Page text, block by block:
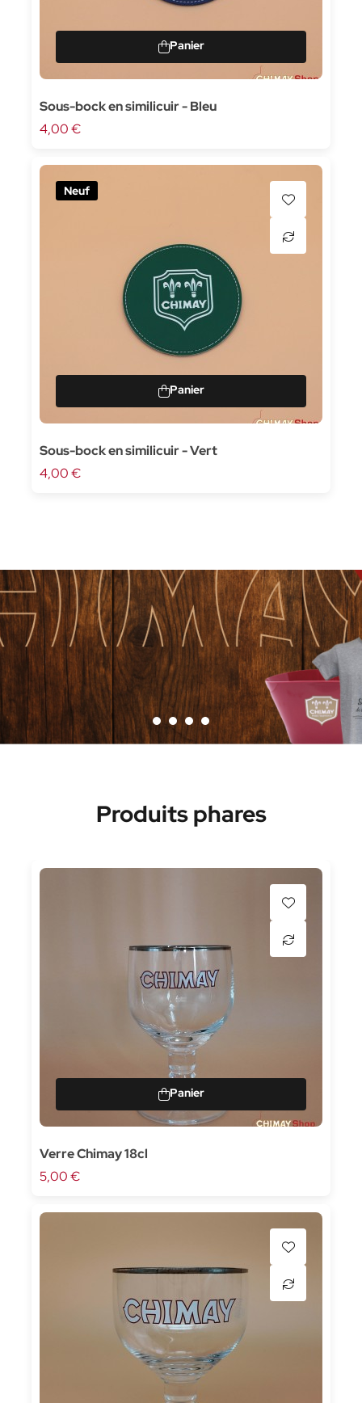
Sous-bock en similicuir - Bleu
4,00 €
Neuf
Sous-bock en similicuir - Vert
4,00 €
Produits phares
Verre Chimay 18cl
5,00 €